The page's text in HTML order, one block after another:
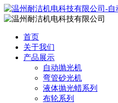
首页
关于我们
产品展示
自动抛光机
弯管砂光机
液体抛光蜡系列
布轮系列